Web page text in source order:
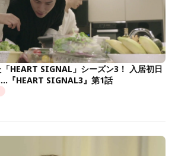
HEART SIGNAL」シーズン3！ 入居初日
『HEART SIGNAL3』第1話